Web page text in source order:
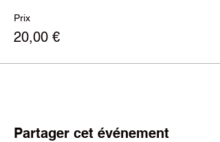
Prix
20,00 €
Partager cet événement